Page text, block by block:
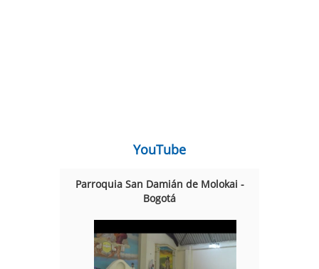
YouTube
Parroquia San Damián de Molokai -
Bogotá